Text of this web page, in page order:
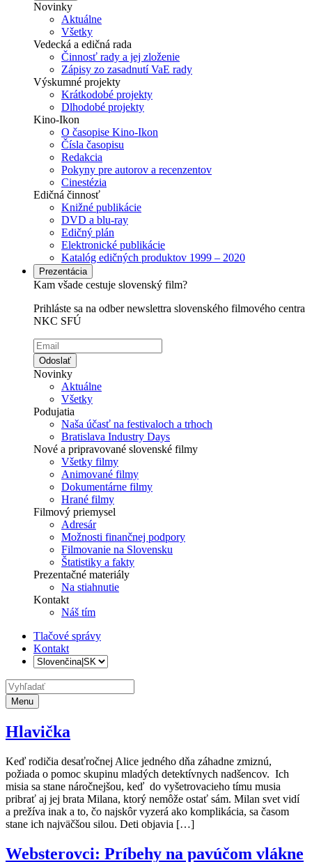
Novinky
Aktuálne
Všetky
Vedecká a edičná rada
Činnosť rady a jej zloženie
Zápisy zo zasadnutí VaE rady
Výskumné projekty
Krátkodobé projekty
Dlhodobé projekty
Kino-Ikon
O časopise Kino-Ikon
Čísla časopisu
Redakcia
Pokyny pre autorov a recenzentov
Cinestézia
Edičná činnosť
Knižné publikácie
DVD a blu-ray
Edičný plán
Elektronické publikácie
Katalóg edičných produktov 1999 – 2020
Prezentácia
Kam všade cestuje slovenský film?
Prihláste sa na odber newslettra slovenského filmového centra
NKC SFÚ
Odoslať
Novinky
Aktuálne
Všetky
Podujatia
Naša účasť na festivaloch a trhoch
Bratislava Industry Days
Nové a pripravované slovenské filmy
Všetky filmy
Animované filmy
Dokumentárne filmy
Hrané filmy
Filmový priemysel
Adresár
Možnosti finančnej podpory
Filmovanie na Slovensku
Štatistiky a fakty
Prezentačné materiály
Na stiahnutie
Kontakt
Náš tím
Tlačové správy
Kontakt
Menu
Hlavička
Keď rodičia desaťročnej Alice jedného dňa záhadne zmiznú,
požiada o pomoc skupinu mladých detektívnych nadšencov. Ich
misia sa stane náročnejšou, keď do vyšetrovacieho tímu musia
pribrať aj jej brata Milana, ktorý nemôže ostať sám. Milan svet vidí
a prežíva inak a to, čo najskôr vyzerá ako komplikácia, sa časom
stane ich najväčšou silou. Deti objavia […]
Websterovci: Príbehy na pavúčom vlákne